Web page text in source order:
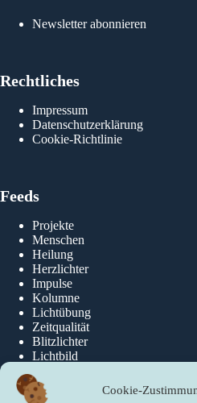
Cookie-
Newsletter abonnieren
Rechtliches
Impressum
Datenschutzerklärung
Cookie-Richtlinie
Feeds
Projekte
Menschen
Heilung
Herzlichter
Impulse
Kolumne
Lichtübung
Zeitqualität
Blitzlichter
Lichtbild